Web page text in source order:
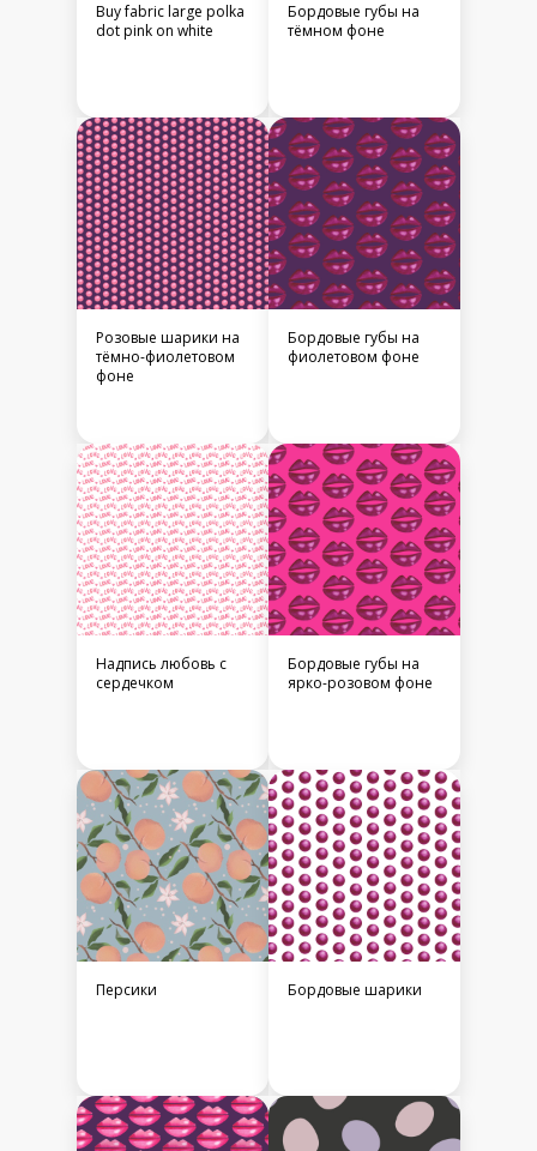
Buy fabric large polka
dot pink on white
Бордовые губы на
тёмном фоне
Розовые шарики на
тёмно-фиолетовом
фоне
Бордовые губы на
фиолетовом фоне
Надпись любовь с
сердечком
Бордовые губы на
ярко-розовом фоне
Персики Бордовые шарики